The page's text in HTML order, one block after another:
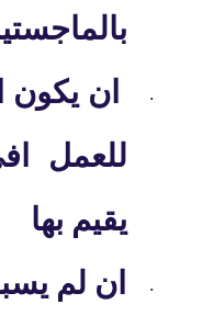
·
ان يكون
للعمل
يقيم بها
·
ان لم